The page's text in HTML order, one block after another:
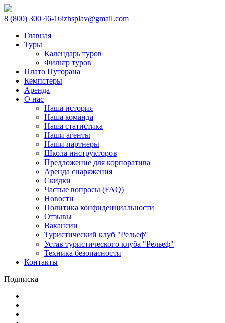
8 (800) 300 46-16izhsplav@gmail.com
Главная
Туры
Календарь туров
Фильтр туров
Плато Путорана
Кемпстеры
Аренда
О нас
Наша история
Наша команда
Наша статистика
Наши агенты
Наши партнеры
Школа инструкторов
Предложение для корпоратива
Аренда снаряжения
Скидки
Частые вопросы (FAQ)
Новости
Политика конфиденциальности
Отзывы
Вакансии
Туристический клуб "Рельеф"
Устав туристического клуба "Рельеф"
Техника безопасности
Контакты
Подписка